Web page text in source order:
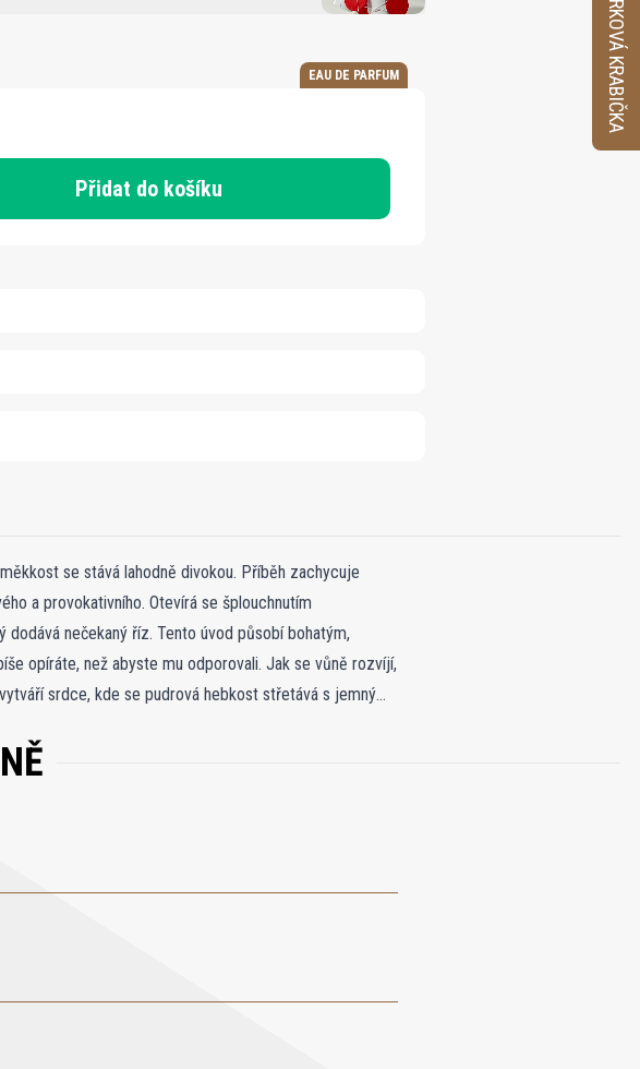
EAU DE PARFUM
Přidat do košíku
se stává lahodně divokou. Příběh zachycuje
a provokativního. Otevírá se šplouchnutím
nečekaný říz. Tento úvod působí bohatým,
opíráte, než abyste mu odporovali. Jak se vůně rozvíjí,
srdce, kde se pudrová hebkost střetává s jemným
k pokožce příjemným, smyslným teplem. Stezka je
škodolibostí a tichou intenzitou.
VZORKOVÁ KRABIČKA